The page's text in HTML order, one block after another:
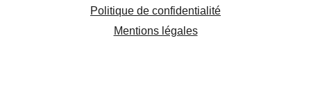
Politique de confidentialité
Mentions légales